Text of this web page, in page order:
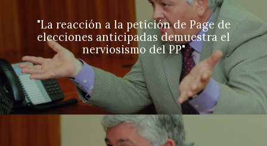
"La reacción a la petición de Page de
elecciones anticipadas demuestra el
nerviosismo del PP"